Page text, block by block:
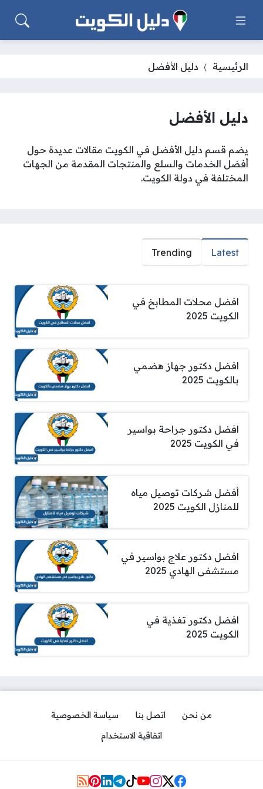
الرئيسية دليل الأفضل
دليل الأفضل
يضم قسم دليل الأفضل في الكويت مقالات عديدة حول
أفضل الخدمات والسلع والمنتجات المقدمة من الجهات
المختلفة في دولة الكويت.
Latest
Trending
افضل محلات المطابخ في
الكويت 2025
افضل دكتور جهاز هضمي
بالكويت 2025
افضل دكتور جراحة بواسير
في الكويت 2025
أفضل شركات توصيل مياه
للمنازل الكويت 2025
افضل دكتور علاج بواسير في
مستشفى الهادي 2025
افضل دكتور تغذية في
الكويت 2025
من نحن اتصل بنا
سياسة الخصوصية
اتفاقية الاستخدام
Social Links